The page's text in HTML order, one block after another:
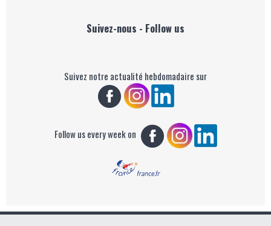
Suivez-nous - Follow us
Suivez notre actualité hebdomadaire sur
Follow us every week on